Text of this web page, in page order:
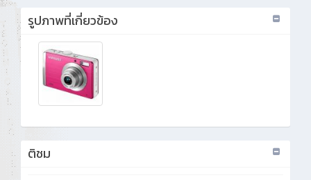
รูปภาพที่เกี่ยวข้อง
ติชม